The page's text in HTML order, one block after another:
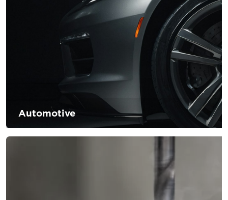
di essere costantemente competitive nel proprio mercato
Automotive
dalle innovazioni ma anche dai consumatori, la vera sfida
sarà la soddisfazione del cliente fornendo soluzioni e
supporto per la lavorazione dei prodotti che porteranno ad
una maggiore soddisfazione del cliente in termini